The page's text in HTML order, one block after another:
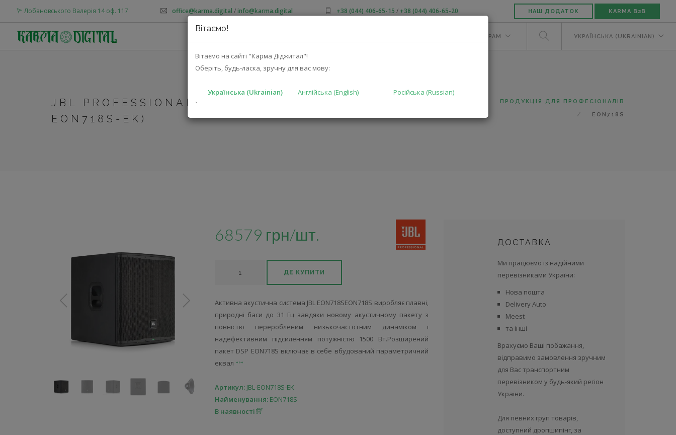
Вітаємо!
Вітаємо на сайті "Карма Діджитал"!
Оберіть, будь-ласка, зручну для вас мову:
Українська (Ukrainian) Англійська (English)
Російська (Russian)
`
Лобановського Валерія 14 оф. 117 office@karma.digital /info@karma.digital +38 (044) 406-65-15 / +38 (044) 406-65-20 НАШ ДОДАТОК KARMA B2B
ДИЛЕРАМ УКРАЇНСЬКА (UKRAINIAN)
JBL PROFESSIONAL EON718S (JBL-
EON718S-EK)
ПРОДУКЦІЯ ДЛЯ ПРОФЕСІОНАЛІВ
EON718S
68579 грн/шт.
ДЕ КУПИТИ
Активна акустична система JBL EON718SEON718S виробляє плавні,
природні баси до 31 Гц завдяки новому акустичному пакету з
повністю переробленим низькочастотним динаміком і
надефективним підсиленням потужністю 1500 Вт.Розширений
пакет DSP EON718S включає в себе вбудований параметричний
еквал
Артикул: JBL-EON718S-EK
Найменування: EON718S
В наявності
ДОСТАВКА
Ми працюємо із надійними
перевізниками України:
Нова пошта
Delivery Auto
Meest
та інші
Врахуємо Ваші побажання,
відправимо замовлення зручним
для Вас транспортним
перевізником у будь-який регіон
України.
Для певних груп товарів,
доступний дропшипінг, за